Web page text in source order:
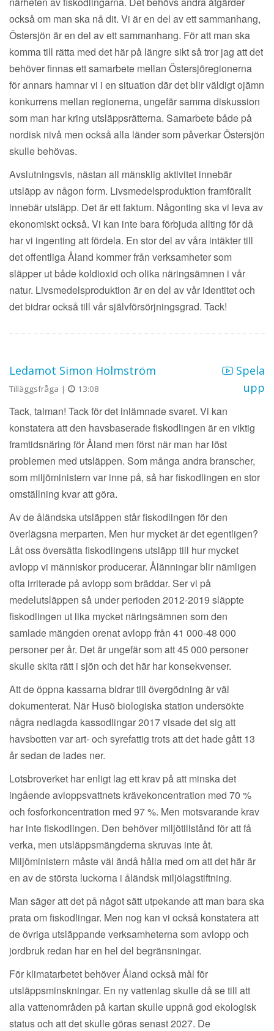
också om man ska nå dit. Vi är en del av ett sammanhang,
Östersjön är en del av ett sammanhang. För att man ska
komma till rätta med det här på längre sikt så tror jag att det
behöver finnas ett samarbete mellan Östersjöregionerna
för annars hamnar vi i en situation där det blir väldigt ojämn
konkurrens mellan regionerna, ungefär samma diskussion
som man har kring utsläppsrätterna. Samarbete både på
nordisk nivå men också alla länder som påverkar Östersjön
skulle behövas.
Avslutningsvis, nästan all mänsklig aktivitet innebär
utsläpp av någon form. Livsmedelsproduktion framförallt
innebär utsläpp. Det är ett faktum. Någonting ska vi leva av
ekonomiskt också. Vi kan inte bara förbjuda allting för då
har vi ingenting att fördela. En stor del av våra intäkter till
det offentliga Åland kommer från verksamheter som
släpper ut både koldioxid och olika näringsämnen i vår
natur. Livsmedelsproduktion är en del av vår identitet och
det bidrar också till vår självförsörjningsgrad. Tack!
Ledamot Simon Holmström
Tilläggsfråga | 13:08
Spela
upp
Tack, talman! Tack för det inlämnade svaret. Vi kan
konstatera att den havsbaserade fiskodlingen är en viktig
framtidsnäring för Åland men först när man har löst
problemen med utsläppen. Som många andra branscher,
som miljöministern var inne på, så har fiskodlingen en stor
omställning kvar att göra.
Av de åländska utsläppen står fiskodlingen för den
överlägsna merparten. Men hur mycket är det egentligen?
Låt oss översätta fiskodlingens utsläpp till hur mycket
avlopp vi människor producerar. Ålänningar blir nämligen
ofta irriterade på avlopp som bräddar. Ser vi på
medelutsläppen så under perioden 2012-2019 släppte
fiskodlingen ut lika mycket näringsämnen som den
samlade mängden orenat avlopp från 41 000-48 000
personer per år. Det är ungefär som att 45 000 personer
skulle skita rätt i sjön och det här har konsekvenser.
Att de öppna kassarna bidrar till övergödning är väl
dokumenterat. När Husö biologiska station undersökte
några nedlagda kassodlingar 2017 visade det sig att
havsbotten var art- och syrefattig trots att det hade gått 13
år sedan de lades ner.
Lotsbroverket har enligt lag ett krav på att minska det
ingående avloppsvattnets krävekoncentration med 70 %
och fosforkoncentration med 97 %. Men motsvarande krav
har inte fiskodlingen. Den behöver miljötillstånd för att få
verka, men utsläppsmängderna skruvas inte åt.
Miljöministern måste väl ändå hålla med om att det här är
en av de största luckorna i åländsk miljölagstiftning.
Man säger att det på något sätt utpekande att man bara ska
prata om fiskodlingar. Men nog kan vi också konstatera att
de övriga utsläppande verksamheterna som avlopp och
jordbruk redan har en hel del begränsningar.
För klimatarbetet behöver Åland också mål för
utsläppsminskningar. En ny vattenlag skulle då se till att
alla vattenområden på kartan skulle uppnå god ekologisk
status och att det skulle göras senast 2027. De